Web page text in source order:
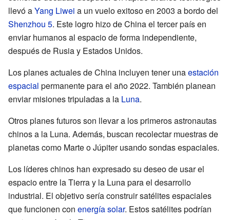
llevó aYang Liwei a un vuelo exitoso en 2003 a bordo del
Shenzhou 5. Este logro hizo de China el tercer país en
enviar humanos al espacio de forma independiente,
después de Rusia y Estados Unidos.
Los planes actuales de China incluyen tener unaestación
espacial permanente para el año 2022. También planean
enviar misiones tripuladas a la Luna.
Otros planes futuros son llevar a los primeros astronautas
chinos a la Luna. Además, buscan recolectar muestras de
planetas como Marte o Júpiter usando sondas espaciales.
Los líderes chinos han expresado su deseo de usar el
espacio entre la Tierra y la Luna para el desarrollo
industrial. El objetivo sería construir satélites espaciales
que funcionen con energía solar. Estos satélites podrían